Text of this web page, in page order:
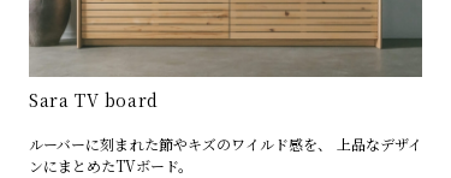
Sara TV board
ルーバーに刻まれた節やキズのワイルド感を、 上品なデザイ
ンにまとめたTVボード。